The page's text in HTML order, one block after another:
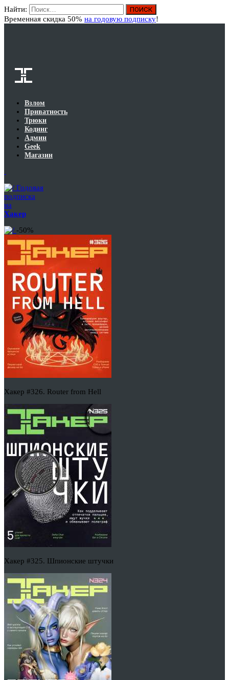
Найти:
Временная скидка 50% на годовую подписку!
Взлом
Приватность
Трюки
Кодинг
Админ
Geek
Магазин
Годовая
подписка
на
Хакер
-50%
Хакер #326. Router from Hell
Хакер #325. Шпионские штучки